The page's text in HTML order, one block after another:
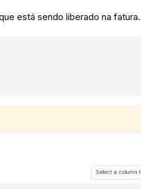
está sendo liberado na fatura.